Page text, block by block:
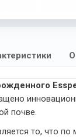
почве.
то, что по